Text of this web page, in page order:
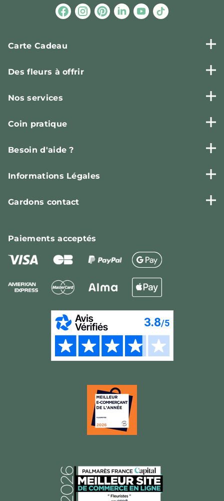
Carte Cadeau
Des fleurs à offrir
Nos services
Coin pratique
Besoin d'aide ?
Informations Légales
Gardons contact
Paiementsacceptés